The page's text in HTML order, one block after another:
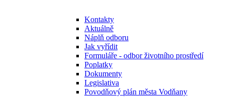
Kontakty
Aktuálně
Náplň odboru
Jak vyřídit
Formuláře - odbor životního prostředí
Poplatky
Dokumenty
Legislativa
Povodňový plán města Vodňany